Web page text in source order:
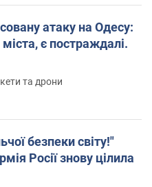
атаку на Одесу:
міста, є постраждалі.
та дрони
безпеки світу!"
Росії знову цілила